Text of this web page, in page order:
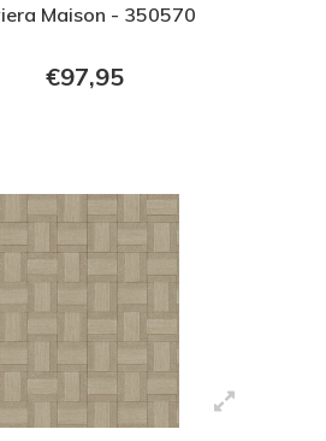
Maison - 350570
€97,95